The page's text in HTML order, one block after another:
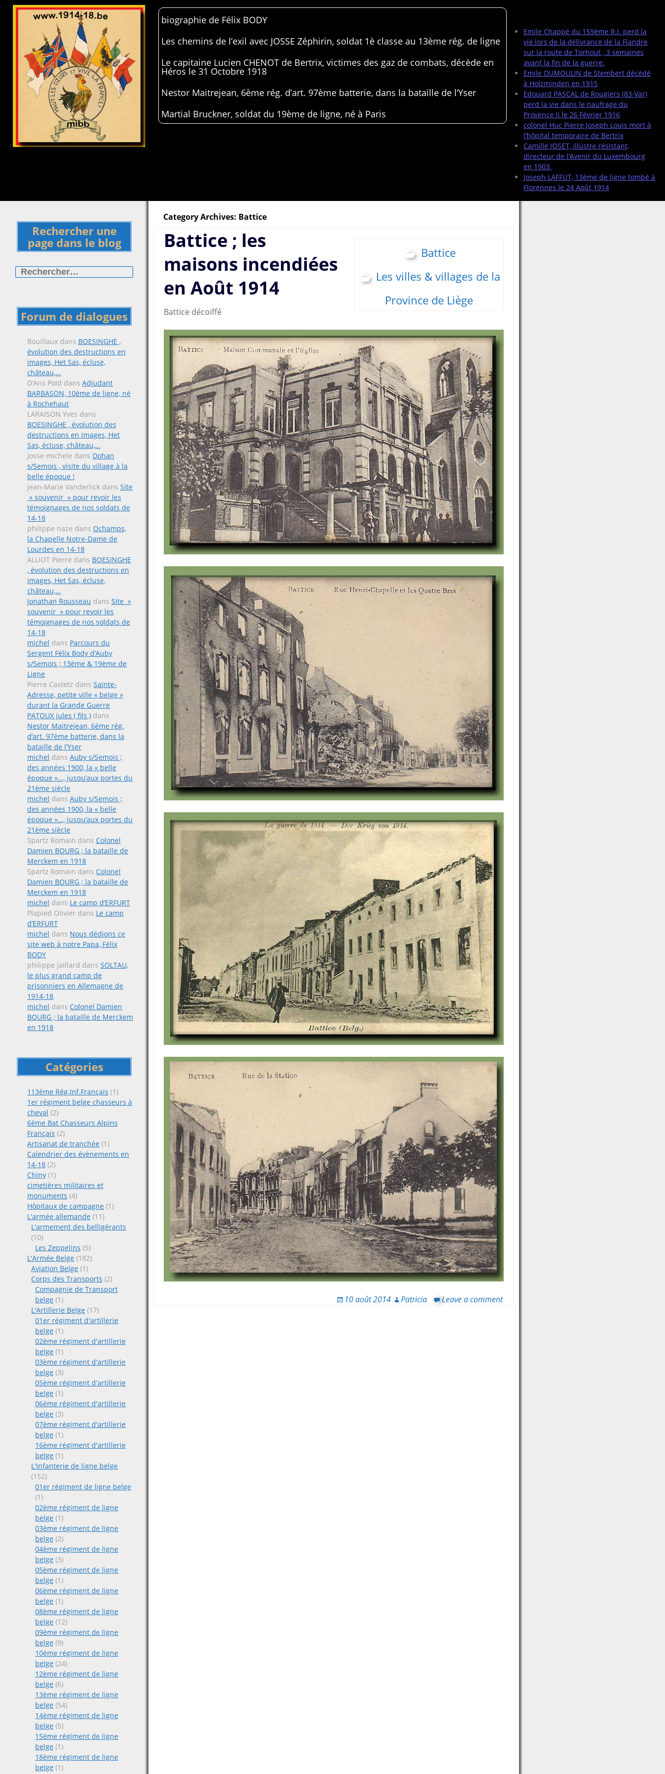
Emile Chappé du 159ème R.I. perd la
vie lors de la délivrance de la Flandre
sur la route de Torhout , 3 semaines
avant la fin de la guerre.
Emile DUMOULIN de Stembert décédé
à Holzminden en 1915
Edouard PASCAL de Rougiers (83-Var)
perd la vie dans le naufrage du
Provence II le 26 Février 1916
colonel Huc Pierre Joseph Louis mort à
l’hôpital temporaire de Bertrix
Camille JOSET, illustre résistant,
directeur de l’Avenir du Luxembourg
en 1903.
Joseph LAFFUT, 13ème de ligne tombé à
Florennes le 24 Août 1914
biographie de Félix BODY
Les chemins de l’exil avec JOSSE Zéphirin, soldat 1è classe au 13ème rég. de ligne
Le capitaine Lucien CHENOT de Bertrix, victimes des gaz de combats, décède en
Héros le 31 Octobre 1918
Nestor Maitrejean, 6ème rég. d’art. 97ème batterie, dans la bataille de l’Yser
Martial Bruckner, soldat du 19ème de ligne, né à Paris
Rechercher une
page dans le blog
Forum de dialogues
Bouillaux dans BOESINGHE ,
évolution des destructions en
images, Het Sas, écluse,
château,…
D’Ans Pold dans Adjudant
BARBASON, 10ème de ligne, né
à Rochehaut
LARAISON Yves dans
BOESINGHE , évolution des
destructions en images, Het
Sas, écluse, château,…
josse michele dans Dohan
s/Semois , visite du village à la
belle époque !
Jean-Marie Vanderlick dans Site
» souvenir » pour revoir les
témoignages de nos soldats de
14-18
philippe naze dans Ochamps,
la Chapelle Notre-Dame de
Lourdes en 14-18
ALLIOT Pierre dans BOESINGHE
, évolution des destructions en
images, Het Sas, écluse,
château,…
Jonathan Rousseau dans Site »
souvenir » pour revoir les
témoignages de nos soldats de
14-18
michel dans Parcours du
Sergent Félix Body d’Auby
s/Semois ; 13ème & 19ème de
Ligne
Pierre Castetz dans Sainte-
Adresse, petite ville « belge »
durant la Grande Guerre
PATOUX jules ( fils ) dans
Nestor Maitrejean, 6ème rég.
d’art. 97ème batterie, dans la
bataille de l’Yser
michel dans Auby s/Semois ;
des années 1900, la « belle
époque »…, jusqu’aux portes du
21ème siècle
michel dans Auby s/Semois ;
des années 1900, la « belle
époque »…, jusqu’aux portes du
21ème siècle
Spartz Romain dans Colonel
Damien BOURG ; la bataille de
Merckem en 1918
Spartz Romain dans Colonel
Damien BOURG ; la bataille de
Merckem en 1918
michel dans Le camp d’ERFURT
Plapied Olivier dans Le camp
d’ERFURT
michel dans Nous dédions ce
site web à notre Papa, Félix
BODY
philippe jaillard dans SOLTAU,
le plus grand camp de
prisonniers en Allemagne de
1914-18
michel dans Colonel Damien
BOURG ; la bataille de Merckem
en 1918
Catégories
113ème Rég.Inf.Français (1)
1er régiment belge chasseurs à
cheval (2)
6ème Bat Chasseurs Alpins
Français (2)
Artisanat de tranchée (1)
Calendrier des évènements en
14-18 (2)
Chiny (1)
cimetières militaires et
monuments (4)
Hôpitaux de campagne (1)
L'armée allemande (11)
L'armement des belligérants
(10)
Les Zeppelins (5)
L'Armée Belge (182)
Aviation Belge (1)
Corps des Transports (2)
Compagnie de Transport
belge (1)
L'Artillerie Belge (17)
01er régiment d'artillerie
belge (1)
02ème régiment d'artillerie
belge (1)
03ème régiment d'artillerie
belge (3)
05ème régiment d'artillerie
belge (1)
06ème régiment d'artillerie
belge (3)
07ème régiment d'artillerie
belge (1)
16ème régiment d'artillerie
belge (1)
L'Infanterie de ligne belge
(152)
01er régiment de ligne belge
(1)
02ème régiment de ligne
belge (1)
03ème régiment de ligne
belge (2)
04ème régiment de ligne
belge (3)
05ème régiment de ligne
belge (1)
06ème régiment de ligne
belge (1)
08ème régiment de ligne
belge (12)
09ème régiment de ligne
belge (9)
10ème régiment de ligne
belge (24)
12ème régiment de ligne
belge (6)
13ème régiment de ligne
belge (54)
14ème régiment de ligne
belge (5)
15ème régiment de ligne
belge (1)
18ème régiment de ligne
belge (1)
Category Archives: Battice
Battice
Les villes & villages de la
Province de Liège
Battice ; les
maisons incendiées
en Août 1914
Battice décoiffé
10 août 2014 Patricia Leave a comment